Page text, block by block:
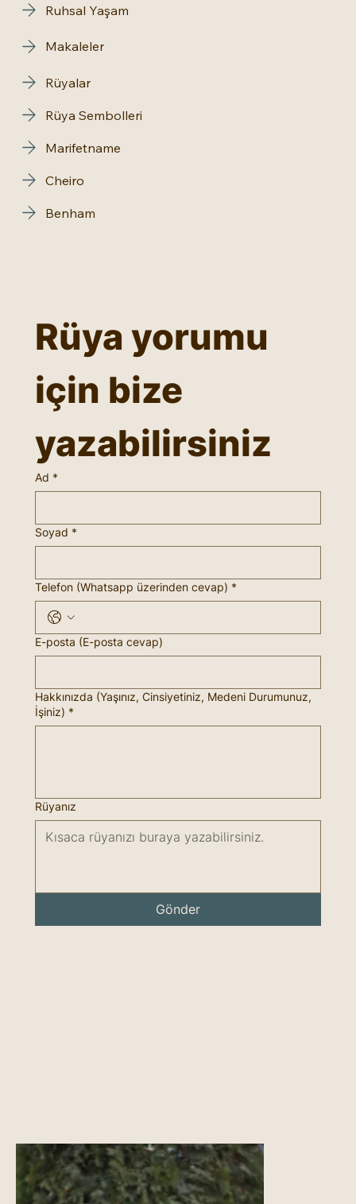
Makaleler
Ruhsal Yaşam
Rüyalar
Rüya Sembolleri
Marifetname
Cheiro
Benham
Rüya yorumu
için bize
yazabilirsiniz
Ad *
Soyad *
Telefon (Whatsapp üzerinden cevap) *
E-posta (E-posta cevap)
Hakkınızda (Yaşınız, Cinsiyetiniz, Medeni Durumunuz,
İşiniz) *
Rüyanız
Gönder